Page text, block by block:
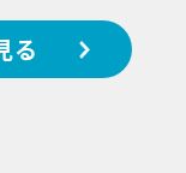
る